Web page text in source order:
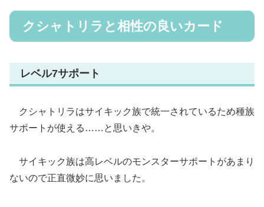
クシャトリラと相性の良いカード
レベル7サポート
クシャトリラはサイキック族で統一されているため種族
サポートが使える……と思いきや。
サイキック族は高レベルのモンスターサポートがあまり
ないので正直微妙に思いました。